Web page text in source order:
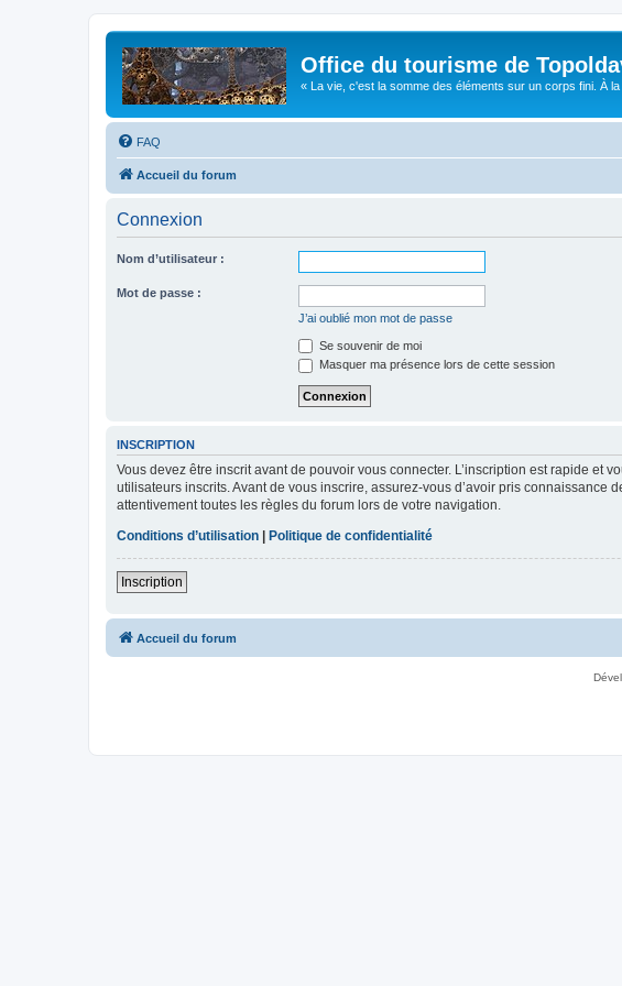
Office du tourisme de
« La vie, c'est la somme des éléments sur un corps fini. À
FAQ
Accueil du forum
Connexion
Nom d’utilisateur :
Mot de passe :
J’ai oublié mon mot de passe
Se souvenir de moi
Masquer ma présence lors de cette session
INSCRIPTION
Vous devez être inscrit avant de pouvoir vous connecter. L’inscription est rapide
utilisateurs inscrits. Avant de vous inscrire, assurez-vous d’avoir pris
attentivement toutes les règles du forum lors de votre navigation.
Conditions d’utilisation
Politique de confidentialité
Inscription
Accueil du forum